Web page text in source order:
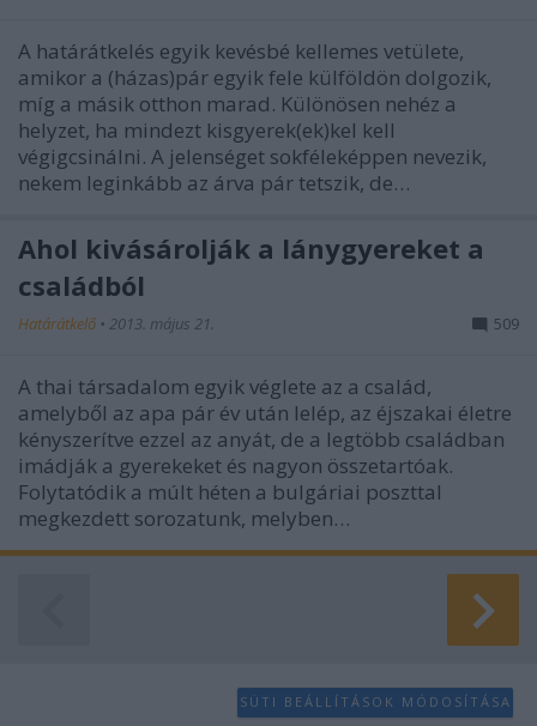
A határátkelés egyik kevésbé kellemes vetülete,
amikor a (házas)pár egyik fele külföldön dolgozik,
míg a másik otthon marad. Különösen nehéz a
helyzet, ha mindezt kisgyerek(ek)kel kell
végigcsinálni. A jelenséget sokféleképpen nevezik,
nekem leginkább az árva pár tetszik, de…
Ahol kivásárolják a lánygyereket a
családból
Határátkelő • 2013. május 21. 509
A thai társadalom egyik véglete az a család,
amelyből az apa pár év után lelép, az éjszakai életre
kényszerítve ezzel az anyát, de a legtöbb családban
imádják a gyerekeket és nagyon összetartóak.
Folytatódik a múlt héten a bulgáriai poszttal
megkezdett sorozatunk, melyben…
SÜTI BEÁLLÍTÁSOK MÓDOSÍTÁSA